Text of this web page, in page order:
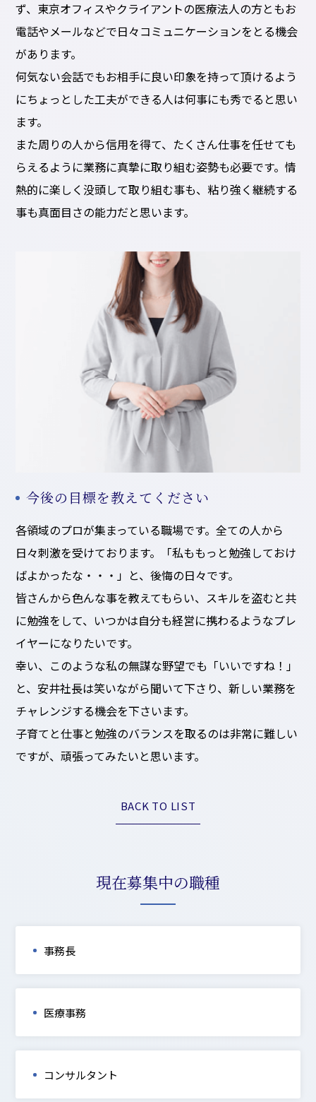
ず、東京オフィスやクライアントの医療法人の方ともお
電話やメールなどで日々コミュニケーションをとる機会
があります。
何気ない会話でもお相手に良い印象を持って頂けるよう
にちょっとした工夫ができる人は何事にも秀でると思い
ます。
また周りの人から信用を得て、たくさん仕事を任せても
らえるように業務に真摯に取り組む姿勢も必要です。情
熱的に楽しく没頭して取り組む事も、粘り強く継続する
事も真面目さの能力だと思います。
今後の目標を教えてください
各領域のプロが集まっている職場です。全ての人から
日々刺激を受けております。「私ももっと勉強しておけ
ばよかったな・・・」と、後悔の日々です。
皆さんから色んな事を教えてもらい、スキルを盗むと共
に勉強をして、いつかは自分も経営に携わるようなプレ
イヤーになりたいです。
幸い、このような私の無謀な野望でも「いいですね！」
と、安井社長は笑いながら聞いて下さり、新しい業務を
チャレンジする機会を下さいます。
子育てと仕事と勉強のバランスを取るのは非常に難しい
ですが、頑張ってみたいと思います。
BACK TO LIST
現在募集中の職種
事務長
医療事務
コンサルタント